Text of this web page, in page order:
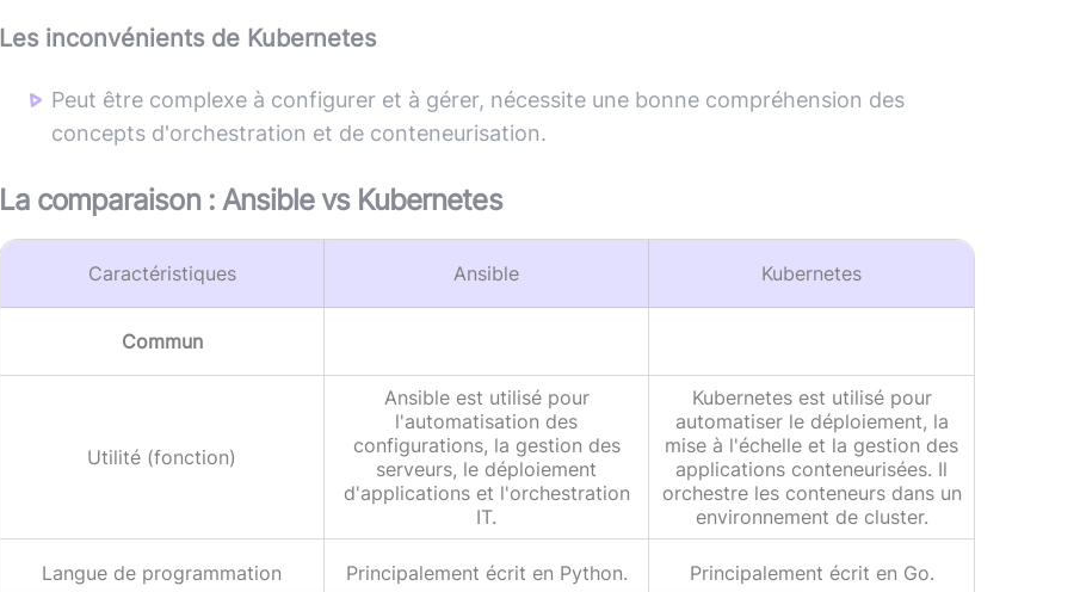
Les inconvénients de Kubernetes
Peut être complexe à configurer et à gérer, nécessite une bonne compréhension des
concepts d'orchestration et de conteneurisation.
La comparaison : Ansiblevs Kubernetes
Caractéristiques Ansible Kubernetes
Commun
Utilité (fonction)
Ansible est utilisé pour
l'automatisation des
configurations, la gestion des
serveurs, le déploiement
d'applications et l'orchestration
IT.
Kubernetes est utilisé pour
automatiser le déploiement, la
mise à l'échelle et la gestion des
applications conteneurisées. Il
orchestre les conteneurs dans un
environnement de cluster.
Langue de programmation Principalement écrit en Python. Principalement écrit en Go.